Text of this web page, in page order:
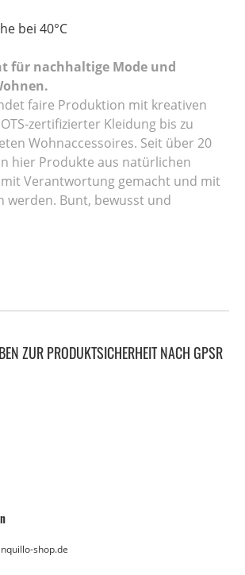
bei 40°C
für nachhaltige Mode und
faire Produktion mit kreativen
zertifizierter Kleidung bis zu
Wohnaccessoires. Seit über 20
hier Produkte aus natürlichen
Verantwortung gemacht und mit
werden. Bunt, bewusst und
ZUR PRODUKTSICHERHEIT NACH GPSR
shop.de